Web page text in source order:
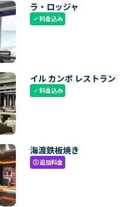
ラ・ロッジャ
check料金込み
イル カンポ レストラン
check料金込み
海渡鉄板焼き
paid追加料金